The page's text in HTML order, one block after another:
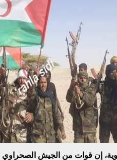
إن قوات من الجيش